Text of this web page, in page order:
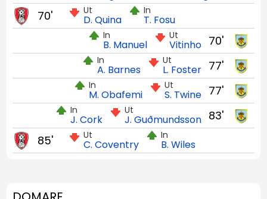
Ut
D. Quina
In
T. Fosu
70'
70'
Ut
Vitinho
In
B. Manuel
77'
Ut
L. Foster
In
A. Barnes
77'
Ut
S. Twine
In
M. Obafemi
83'
Ut
J. Guðmunds­son
In
J. Cork
Ut
C. Coventry
In
B. Wiles
85'